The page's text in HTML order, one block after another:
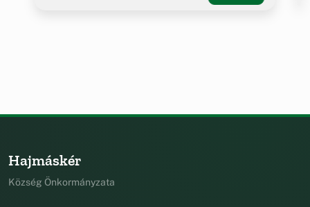
Hajmáskér
Község Önkormányzata